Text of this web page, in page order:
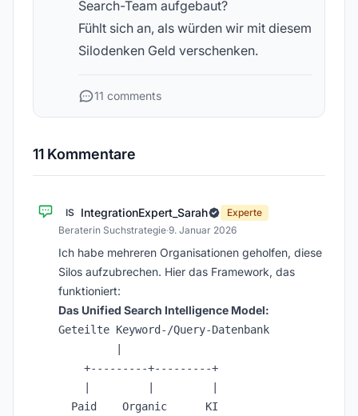
Search-Team aufgebaut?
Fühlt sich an, als würden wir mit diesem
Silodenken Geld verschenken.
11 comments
11 Kommentare
IS IntegrationExpert_Sarah
Experte
Beraterin Suchstrategie·9. Januar 2026
Ich habe mehreren Organisationen geholfen, diese
Silos aufzubrechen. Hier das Framework, das
funktioniert:
Das Unified Search Intelligence Model:
Geteilte Keyword-/Query-Datenbank
    +---------+---------+
  Paid    Organic      KI